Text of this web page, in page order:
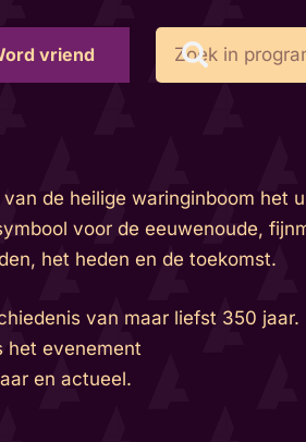
vriend
de heilige waringinboom het
voor de eeuwenoude,
het heden en de toekomst.
van maar liefst 350 jaar.
het evenement
en actueel.